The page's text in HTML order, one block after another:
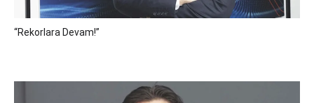
“Rekorlara Devam!”